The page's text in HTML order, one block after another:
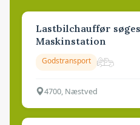
Lastbilchauffør
Maskinstation
Godstransport
4700, Næstved